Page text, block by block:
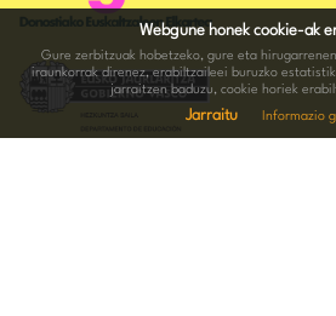
Webgune honek cookie-ak
Gure zerbitzuak hobetzeko, gure eta
iraunkorrak direnez, erabiltzaileei buruzko
jarraitzen baduzu, cookie horiek
Jarraitu Informazio